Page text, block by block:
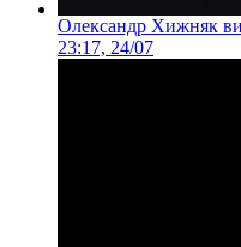
Олександр Хижняк
23:17, 24/07